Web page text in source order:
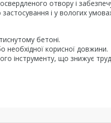
отвору і
і у вологих
бетоні.
необхідної корисної довжини.
інструменту, що знижує